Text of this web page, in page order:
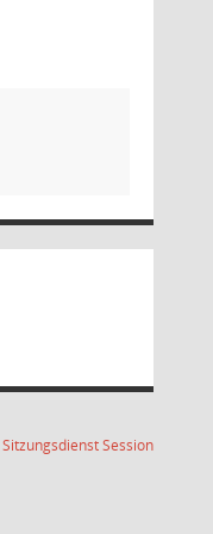
SitzungsdienstSession(Wird in